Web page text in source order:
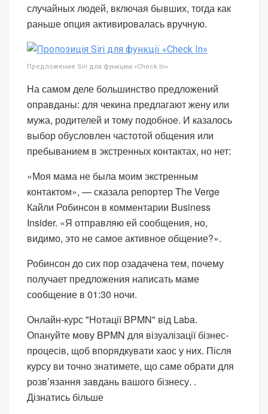
случайных людей, включая бывших, тогда как
раньше опция активировалась вручную.
Предложение Siri для функции «Check In»
На самом деле большинство предложений
оправданы: для чекина предлагают жену или
мужа, родителей и тому подобное. И казалось
выбор обусловлен частотой общения или
пребыванием в экстренных контактах, но нет:
«Моя мама не была моим экстренным
контактом», — сказала репортер The Verge
Кайли Робинсон в комментарии Business
Insider. «Я отправляю ей сообщения, но,
видимо, это не самое активное общение?».
Робинсон до сих пор озадачена тем, почему
получает предложения написать маме
сообщение в 01:30 ночи.
Онлайн-курс "Нотації BPMN" від Laba.
Опануйте мову BPMN для візуалізації бізнес-
процесів, щоб впорядкувати хаос у них. Після
курсу ви точно знатимете, що саме обрати для
розв’язання завдань вашого бізнесу. .
Дізнатись більше